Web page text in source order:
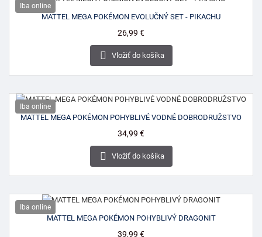
Iba online
MATTEL MEGA POKÉMON EVOLUČNÝ SET - PIKACHU
Cena
26,99 €
 Vložiť do košíka
Iba online
MATTEL MEGA POKÉMON POHYBLIVÉ VODNÉ DOBRODRUŽSTVO
Cena
34,99 €
 Vložiť do košíka
Iba online
MATTEL MEGA POKÉMON POHYBLIVÝ DRAGONIT
Cena
39,99 €